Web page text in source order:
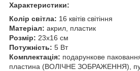
Характеристики:
Колір світла: 16 квітів світіння
Матеріал: акрил, пластик
Розмір: 23х16 см
Потужність: 5 Вт
Комплектація: подарункове
пластина (ВОЛІЧНЕ ЗОБРАЖЕННЯ),